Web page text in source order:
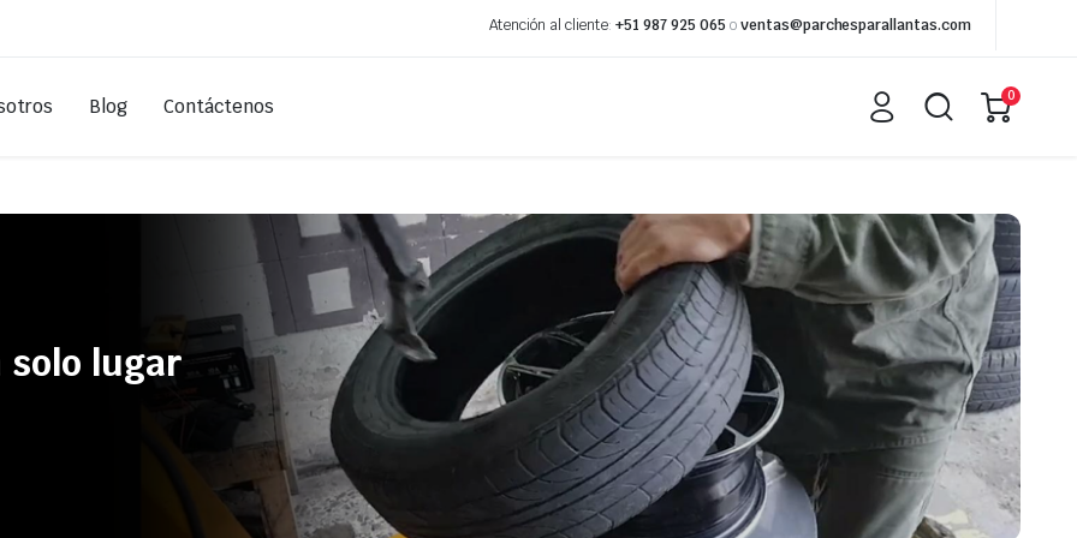
Atención al cliente: +51 987 925 065 oventas@parchesparallantas.com
Selladores
Pasta de montaje
Para Cámara
Para Sin Cámara
Gatas
Soporte / Caballete
Desenllantadora
Destalonadora
Dibujador de cocada
Vulcanizadora
Pistolas de Impacto
Palancas
Blog Contáctenos 0
lugar